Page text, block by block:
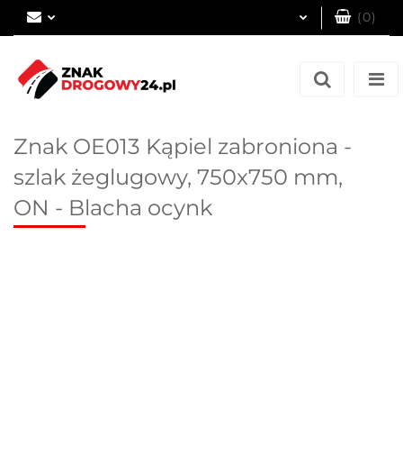
(0)
Znak OE013 Kąpiel zabroniona -
szlak żeglugowy, 750x750 mm,
ON - Blacha ocynk